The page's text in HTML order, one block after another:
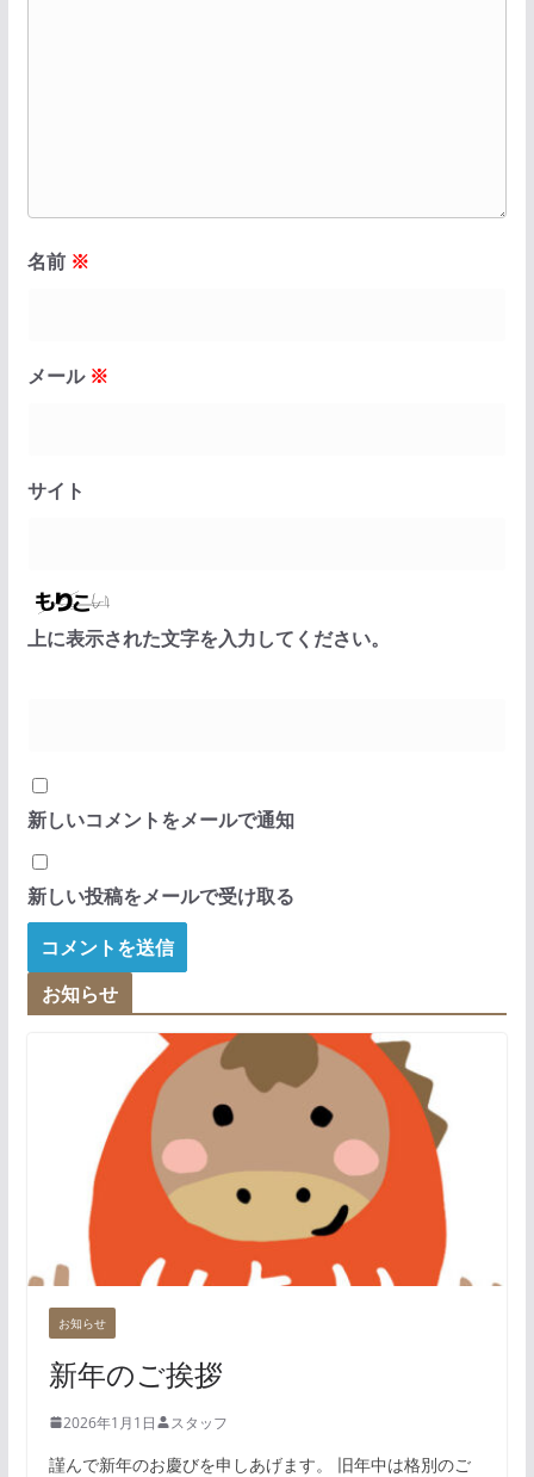
名前 ※
メール ※
サイト
上に表示された文字を入力してください。
新しいコメントをメールで通知
新しい投稿をメールで受け取る
お知らせ
お知らせ
新年のご挨拶
2026年1月1日 スタッフ
謹んで新年のお慶びを申しあげます。 旧年中は格別のご